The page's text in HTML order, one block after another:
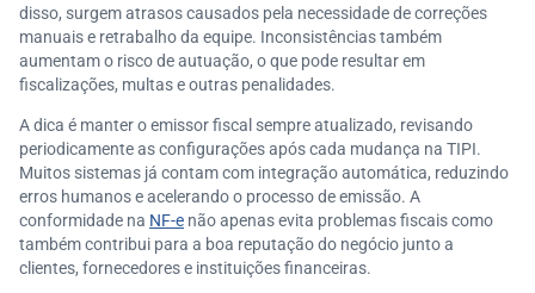
disso, surgem atrasos causados pela necessidade de correções
manuais e retrabalho da equipe. Inconsistências também
aumentam o risco de autuação, o que pode resultar em
fiscalizações, multas e outras penalidades.
A dica é manter o emissor fiscal sempre atualizado, revisando
periodicamente as configurações após cada mudança na TIPI.
Muitos sistemas já contam com integração automática, reduzindo
erros humanos e acelerando o processo de emissão. A
conformidade na NF-e não apenas evita problemas fiscais como
também contribui para a boa reputação do negócio junto a
clientes, fornecedores e instituições financeiras.